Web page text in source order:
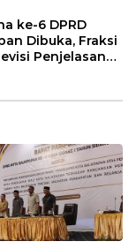
2026
ke-6 DPRD
Dibuka, Fraksi
Penjelasan